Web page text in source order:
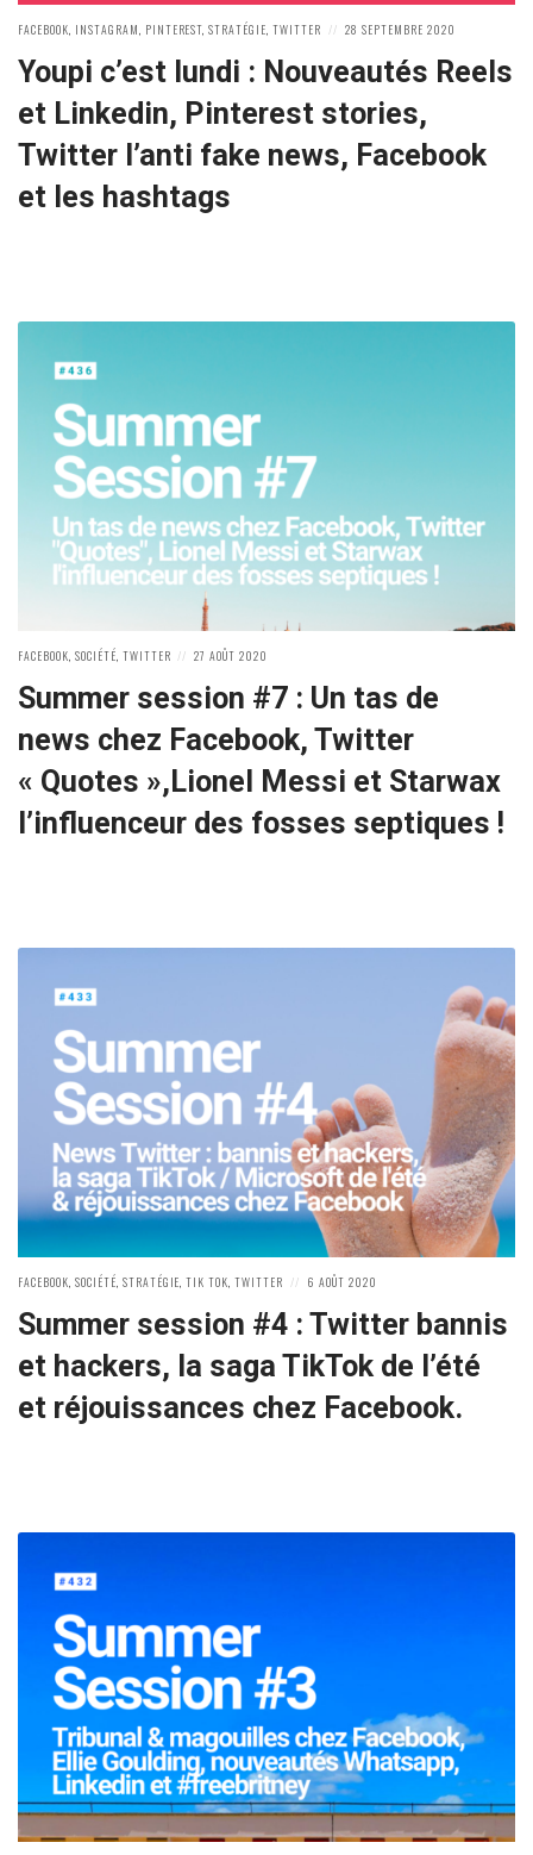
POSTED
FACEBOOK, INSTAGRAM, PINTEREST,STRATÉGIE,TWITTER
POSTED
28 SEPTEMBRE 2020
Youpi c’est lundi : Nouveautés Reels
et Linkedin, Pinterest stories,
Twitter l’anti fake news, Facebook
et les hashtags
POSTED
FACEBOOK, SOCIÉTÉ, TWITTER
POSTED
27 AOÛT 2020
Summer session #7 : Un tas de
news chez Facebook, Twitter
« Quotes »,Lionel Messi et Starwax
l’influenceur des fosses septiques !
POSTED
FACEBOOK, SOCIÉTÉ, STRATÉGIE,TIK TOK,TWITTER
POSTED
6 AOÛT 2020
Summer session #4 : Twitter bannis
et hackers, la saga TikTok de l’été
et réjouissances chez Facebook.